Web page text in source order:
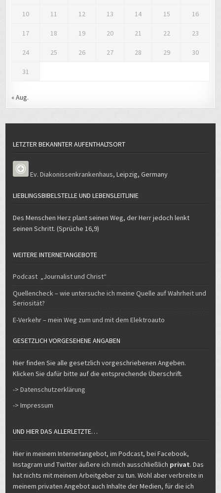
10 11 12 13 14 15 16
17 18 19 20 21 22 23
24 25 26 27 28 29 30
31
« Aug.
LETZTER BEKANNTER AUFENTHALTSORT
Ev. Diakonissenkrankenhaus,Leipzig,Germany
LIEBLINGSBIBELSTELLE UND LEBENSLEITLINIE
Des Menschen Herz plant seinen Weg, der Herr jedoch lenkt
seinen Schritt. (Sprüche 16,9)
WEITERE INTERNETANGEBOTE
Podcast „Journalist und Christ“
Quellencheck – wie untersuche ich meine Quelle auf Wahrheit und
Seriosität?
E-Verkehr – mein Weg zum und mit dem Elektroauto
GESETZLICH VORGESEHENE ANGABEN
Hier finden Sie alle gesetzlich vorgeschriebenen Angeben.
Klicken Sie dafür bitte auf die entsprechende Überschrift.
-> Datenschutzerklärung
-> Impressum
UND HIER DAS ALLERLETZTE…
Hier in meinem Internetangebot, im Podcast, bei Facebook,
Instagram und Twitter äußere ich mich ausschließlich privat. Das
hat nichts mit meinem Arbeitgeber zu tun. Wohl aber verbreite in
meinem privaten Angebot auch Inhalte der Medien, für die ich